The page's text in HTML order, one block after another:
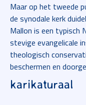
Maar op het tweede
de synodale kerk
Mallon is een typisch
stevige evangelicale
theologisch
beschermen en
karikaturaal